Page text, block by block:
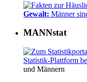
Gewalt: Männer
MANNstat
Statistik-Plattform
und Männern